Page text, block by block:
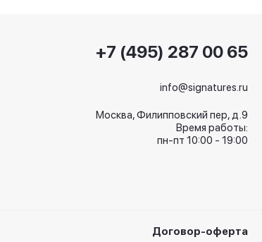
+7 (495) 287 00 65
info@signatures.ru
Москва, Филипповский пер, д.9
Время работы:
пн-пт 10:00 - 19:00
Договор-оферта